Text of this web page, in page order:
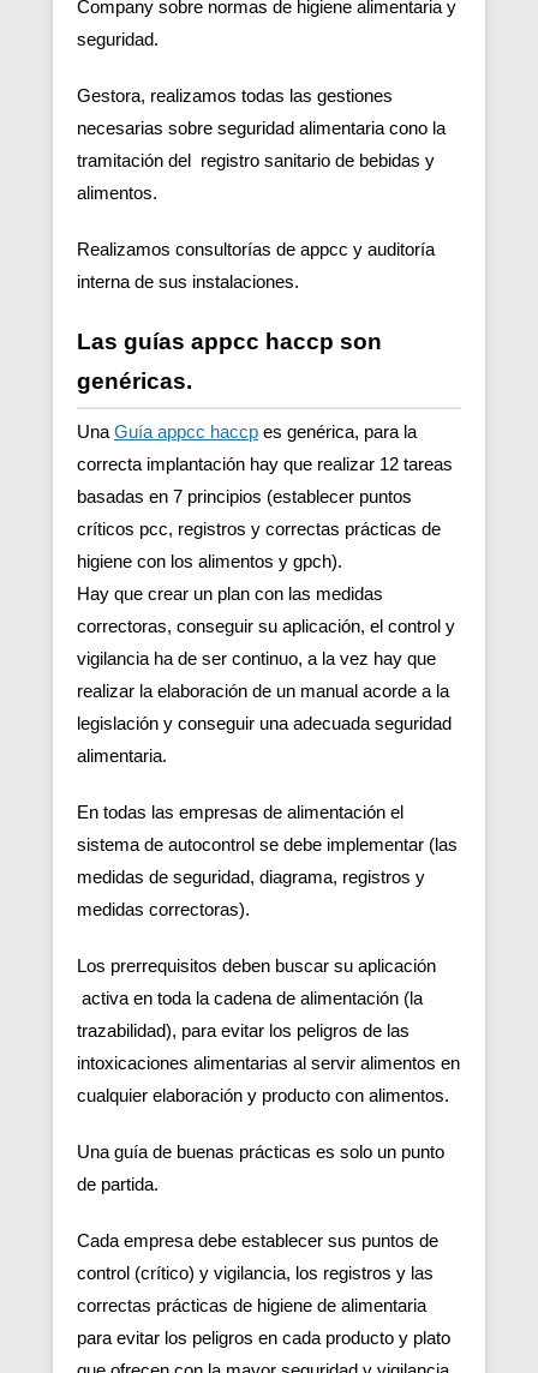
Company sobre normas de higiene alimentaria y
seguridad.
Gestora, realizamos todas las gestiones
necesarias sobre seguridad alimentaria cono la
tramitación del registro sanitario de bebidas y
alimentos.
Realizamos consultorías de appcc y auditoría
interna de sus instalaciones.
Las guías appcc haccp son
genéricas.
Una Guía appcc haccp es genérica, para la
correcta implantación hay que realizar 12 tareas
basadas en 7 principios (establecer puntos
críticos pcc, registros y correctas prácticas de
higiene con los alimentos y gpch).
Hay que crear un plan con las medidas
correctoras, conseguir su aplicación, el control y
vigilancia ha de ser continuo, a la vez hay que
realizar la elaboración de un manual acorde a la
legislación y conseguir una adecuada seguridad
alimentaria.
En todas las empresas de alimentación el
sistema de autocontrol se debe implementar (las
medidas de seguridad, diagrama, registros y
medidas correctoras).
Los prerrequisitos deben buscar su aplicación
activa en toda la cadena de alimentación (la
trazabilidad), para evitar los peligros de las
intoxicaciones alimentarias al servir alimentos en
cualquier elaboración y producto con alimentos.
Una guía de buenas prácticas es solo un punto
de partida.
Cada empresa debe establecer sus puntos de
control (crítico) y vigilancia, los registros y las
correctas prácticas de higiene de alimentaria
para evitar los peligros en cada producto y plato